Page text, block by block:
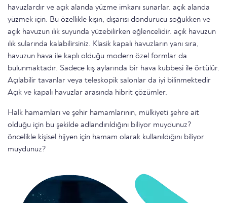
havuzlardır ve açık alanda yüzme imkanı sunarlar. açık alanda
yüzmek için. Bu özellikle kışın, dışarısı dondurucu soğukken ve
açık havuzun ılık suyunda yüzebilirken eğlencelidir. açık havuzun
ılık sularında kalabilirsiniz. Klasik kapalı havuzların yanı sıra,
havuzun hava ile kaplı olduğu modern özel formlar da
bulunmaktadır. Sadece kış aylarında bir hava kubbesi ile örtülür.
Açılabilir tavanlar veya teleskopik salonlar da iyi bilinmektedir
Açık ve kapalı havuzlar arasında hibrit çözümler.
Halk hamamları ve şehir hamamlarının, mülkiyeti şehre ait
olduğu için bu şekilde adlandırıldığını biliyor muydunuz?
öncelikle kişisel hijyen için hamam olarak kullanıldığını biliyor
muydunuz?